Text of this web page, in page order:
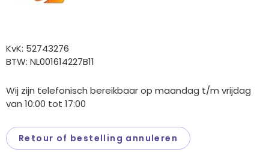
KvK: 52743276
BTW: NL001614227B11
Wij zijn telefonisch bereikbaar op maandag t/m vrijdag
van 10:00 tot 17:00
Retour of bestelling annuleren